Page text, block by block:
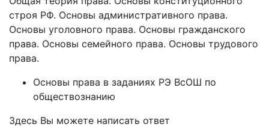
строя РФ. Основы административного права.
Основы уголовного права. Основы гражданского
права. Основы семейного права. Основы трудового
права.
Основы права в заданиях РЭ ВсОШ по
обществознанию
Здесь Вы можете написать ответ